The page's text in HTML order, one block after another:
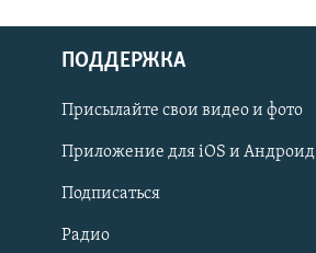
Українською
Qırımtatar
ПРИСОЕДИНЯЙТЕСЬ!
ПОДДЕРЖКА
Присылайте свои видео и фото
Приложение для iOS и Андроид
Подписаться
Радио